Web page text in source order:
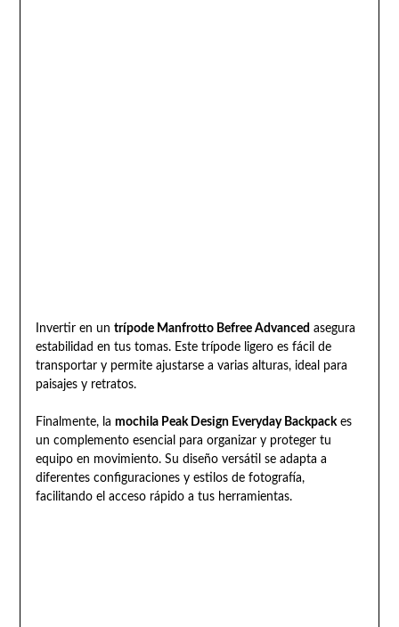
Invertir en un trípode Manfrotto Befree Advanced asegura
estabilidad en tus tomas. Este trípode ligero es fácil de
transportar y permite ajustarse a varias alturas, ideal para
paisajes y retratos.
Finalmente, la mochila Peak Design Everyday Backpackes
un complemento esencial para organizar y proteger tu
equipo en movimiento. Su diseño versátil se adapta a
diferentes configuraciones y estilos de fotografía,
facilitando el acceso rápido a tus herramientas.